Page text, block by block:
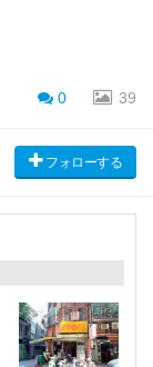
0 39
フォローする